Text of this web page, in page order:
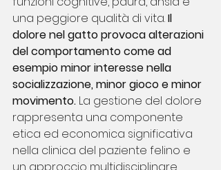
una peggiore qualità di vita. Il
dolore nel gatto provoca alterazioni
del comportamento come ad
esempio minor interesse nella
socializzazione, minor gioco e minor
movimento. La gestione del dolore
rappresenta una componente
etica ed economica significativa
nella clinica del paziente felino e